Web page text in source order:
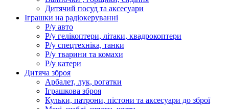
Дитячий посуд та аксесуари
Іграшки на радіокеруванні
Р/у авто
Р/у гелікоптери, літаки, квадрокоптери
Р/у спецтехніка, танки
Р/у тварини та комахи
Р/у катери
Дитяча зброя
Арбалет, лук, рогатки
Іграшкова зброя
Кульки, патрони, пістони та аксесуари до зброї